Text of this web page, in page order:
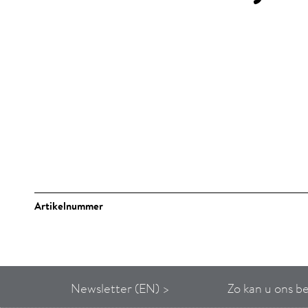
Artikelnummer
Newsletter (EN) > Zo kan u ons